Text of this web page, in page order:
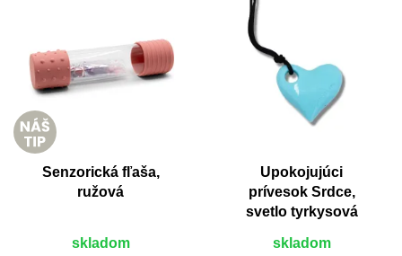
Senzorická fľaša,
ružová
skladom
Upokojujúci
prívesok Srdce,
svetlo tyrkysová
skladom